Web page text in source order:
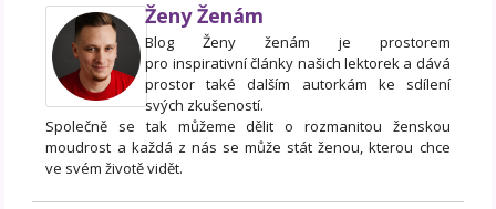
Ženy Ženám
Blog Ženy ženám je prostorem
pro inspirativní články našich lektorek a dává
prostor také dalším autorkám ke sdílení
svých zkušeností.
Společně se tak můžeme dělit o rozmanitou ženskou
moudrost a každá z nás se může stát ženou, kterou chce
ve svém životě vidět.